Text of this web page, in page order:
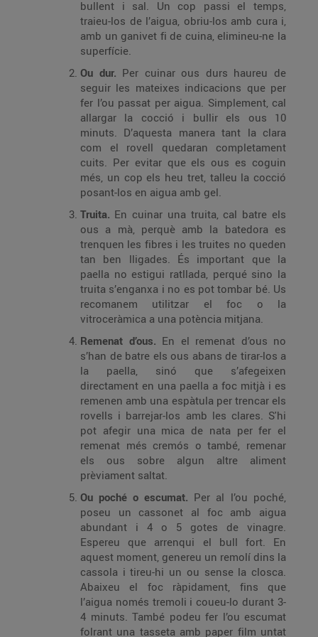
bullent i sal. Un cop passi el temps,
traieu-los de l’aigua, obriu-los amb cura i,
amb un ganivet fi de cuina, elimineu-ne la
superfície.
Ou dur. Per cuinar ous durs haureu de
seguir les mateixes indicacions que per
fer l’ou passat per aigua. Simplement, cal
allargar la cocció i bullir els ous 10
minuts. D’aquesta manera tant la clara
com el rovell quedaran completament
cuits. Per evitar que els ous es coguin
més, un cop els heu tret, talleu la cocció
posant-los en aigua amb gel.
Truita. En cuinar una truita, cal batre els
ous a mà, perquè amb la batedora es
trenquen les fibres i les truites no queden
tan ben lligades. És important que la
paella no estigui ratllada, perqué sino la
truita s’enganxa i no es pot tombar bé. Us
recomanem utilitzar el foc o la
vitroceràmica a una potència mitjana.
Remenat d’ous. En el remenat d’ous no
s’han de batre els ous abans de tirar-los a
la paella, sinó que s’afegeixen
directament en una paella a foc mitjà i es
remenen amb una espàtula per trencar els
rovells i barrejar-los amb les clares. S'hi
pot afegir una mica de nata per fer el
remenat més cremós o també, remenar
els ous sobre algun altre aliment
prèviament saltat.
Ou poché o escumat. Per al l’ou poché,
poseu un cassonet al foc amb aigua
abundant i 4 o 5 gotes de vinagre.
Espereu que arrenqui el bull fort. En
aquest moment, genereu un remolí dins la
cassola i tireu-hi un ou sense la closca.
Abaixeu el foc ràpidament, fins que
l’aigua només tremoli i coueu-lo durant 3-
4 minuts. També podeu fer l’ou escumat
folrant una tasseta amb paper film untat